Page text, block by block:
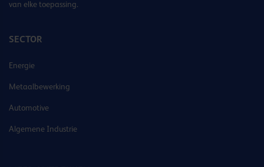
van elke toepassing.
SECTOR
Energie
Metaalbewerking
Automotive
Algemene Industrie